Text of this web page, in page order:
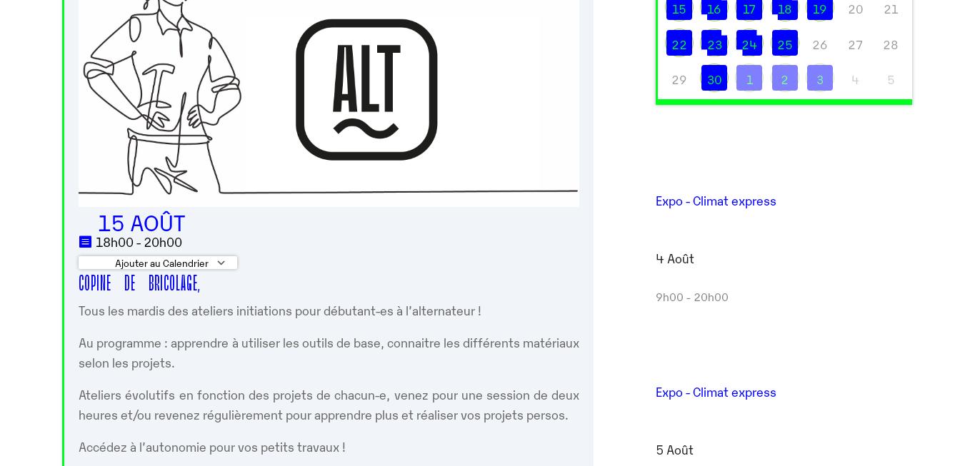
15 AOÛT
18h00 - 20h00
Ajouter au Calendrier
Télécharger ICS
COPINE DE BRICOLAGE,
Tous les mardis des ateliers initiations pour débutant-es à l’alternateur !
Au programme : apprendre à utiliser les outils de base, connaitre les différents matériaux
selon les projets.
Ateliers évolutifs en fonction des projets de chacun-e, venez pour une session de deux
heures et/ou revenez régulièrement pour apprendre plus et réaliser vos projets persos.
Accédez à l’autonomie pour vos petits travaux !
15 16 17 18 19 20 21
22 23 24 25 26 27 28
29 30 1 2 3 4 5
Expo - Climat express
4 Août
9h00 - 20h00
Expo - Climat express
5 Août